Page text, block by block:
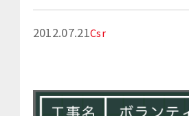
2012.07.21Csr